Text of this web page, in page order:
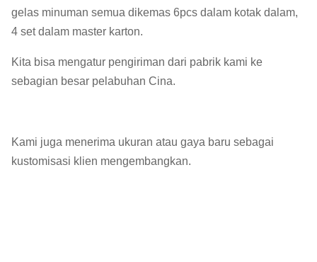
gelas minuman semua dikemas 6pcs dalam kotak dalam,
4 set dalam master karton.
Kita bisa mengatur pengiriman dari pabrik kami ke
sebagian besar pelabuhan Cina.
Kami juga menerima ukuran atau gaya baru sebagai
kustomisasi klien mengembangkan.